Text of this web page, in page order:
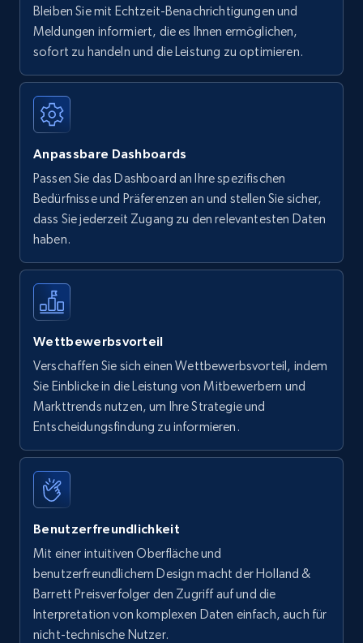
Bleiben Sie mit Echtzeit-Benachrichtigungen und
Meldungen informiert, die es Ihnen ermöglichen,
sofort zu handeln und die Leistung zu optimieren.
Anpassbare Dashboards
Passen Sie das Dashboard an Ihre spezifischen
Bedürfnisse und Präferenzen an und stellen Sie sicher,
dass Sie jederzeit Zugang zu den relevantesten Daten
haben.
Wettbewerbsvorteil
Verschaffen Sie sich einen Wettbewerbsvorteil, indem
Sie Einblicke in die Leistung von Mitbewerbern und
Markttrends nutzen, um Ihre Strategie und
Entscheidungsfindung zu informieren.
Benutzerfreundlichkeit
Mit einer intuitiven Oberfläche und
benutzerfreundlichem Design macht der Holland &
Barrett Preisverfolger den Zugriff auf und die
Interpretation von komplexen Daten einfach, auch für
nicht-technische Nutzer.